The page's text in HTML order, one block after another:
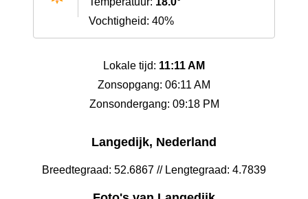
Vochtigheid: 40%
Lokale tijd: 11:11 AM
Zonsopgang: 06:11 AM
Zonsondergang: 09:18 PM
Langedijk, Nederland
Breedtegraad: 52.6867 // Lengtegraad: 4.7839